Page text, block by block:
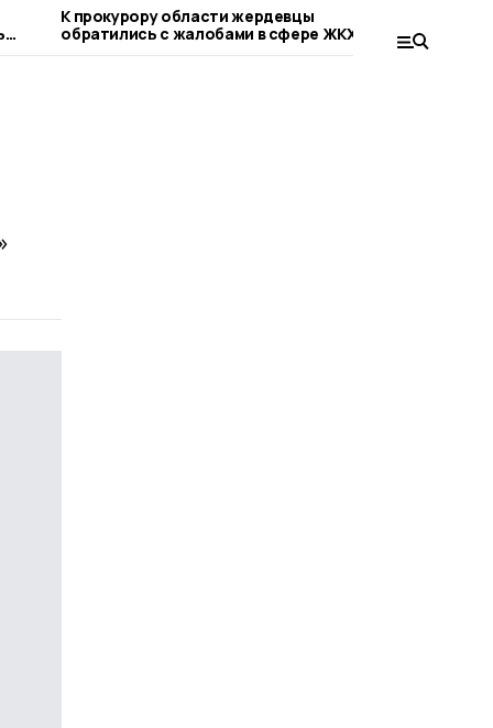
К прокурору области жердевцы
обратились с жалобами в сфере ЖКХ и
благоустройства
округа